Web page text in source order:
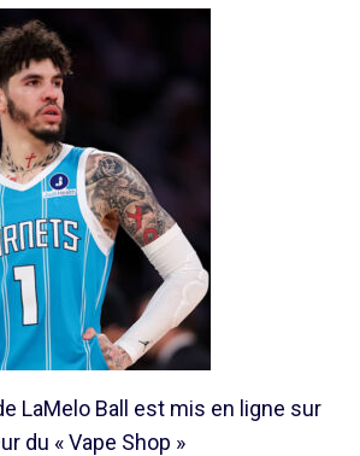
LaMelo Ball est mis en ligne sur
du « Vape Shop »